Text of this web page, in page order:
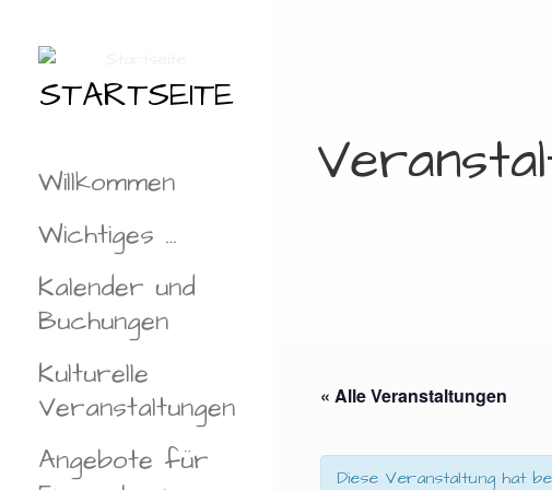
STARTSEITE
Willkommen
Wichtiges …
Kalender und
Buchungen
Kulturelle
Veranstaltungen
Angebote für
« Alle Veranstaltungen
Diese Veranstaltung hat